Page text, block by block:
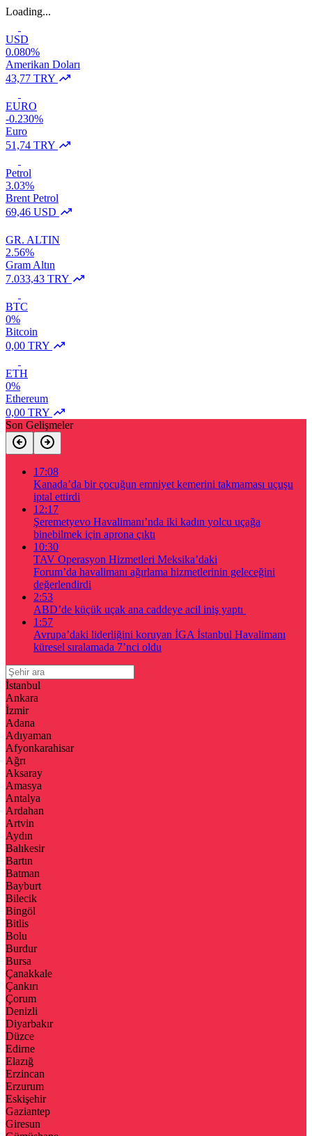
Loading...
USD
0.080%
Amerikan Doları
43,77 TRY
EURO
-0.230%
Euro
51,74 TRY
Petrol
3.03%
Brent Petrol
69,46 USD
GR. ALTIN
2.56%
Gram Altın
7.033,43 TRY
BTC
0%
Bitcoin
0,00 TRY
ETH
0%
Ethereum
0,00 TRY
Son Gelişmeler
17:08
Kanada’da bir çocuğun emniyet kemerini takmaması uçuşu
iptal ettirdi
12:17
Şeremetyevo Havalimanı’nda iki kadın yolcu uçağa
binebilmek için aprona çıktı
10:30
TAV Operasyon Hizmetleri Meksika’daki
Forum’da havalimanı ağırlama hizmetlerinin geleceğini
değerlendirdi
2:53
ABD’de küçük uçak ana caddeye acil iniş yaptı
1:57
Avrupa’daki liderliğini koruyan İGA İstanbul Havalimanı
küresel sıralamada 7’nci oldu
İstanbul
Ankara
İzmir
Adana
Adıyaman
Afyonkarahisar
Ağrı
Aksaray
Amasya
Antalya
Ardahan
Artvin
Aydın
Balıkesir
Bartın
Batman
Bayburt
Bilecik
Bingöl
Bitlis
Bolu
Burdur
Bursa
Çanakkale
Çankırı
Çorum
Denizli
Diyarbakır
Düzce
Edirne
Elazığ
Erzincan
Erzurum
Eskişehir
Gaziantep
Giresun